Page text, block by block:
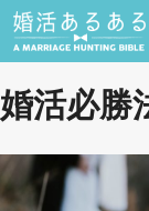
健康
恋愛の悩み
婚活必勝